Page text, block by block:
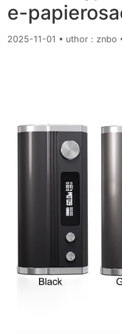
e-
2025-11-01 • uthor：znbo